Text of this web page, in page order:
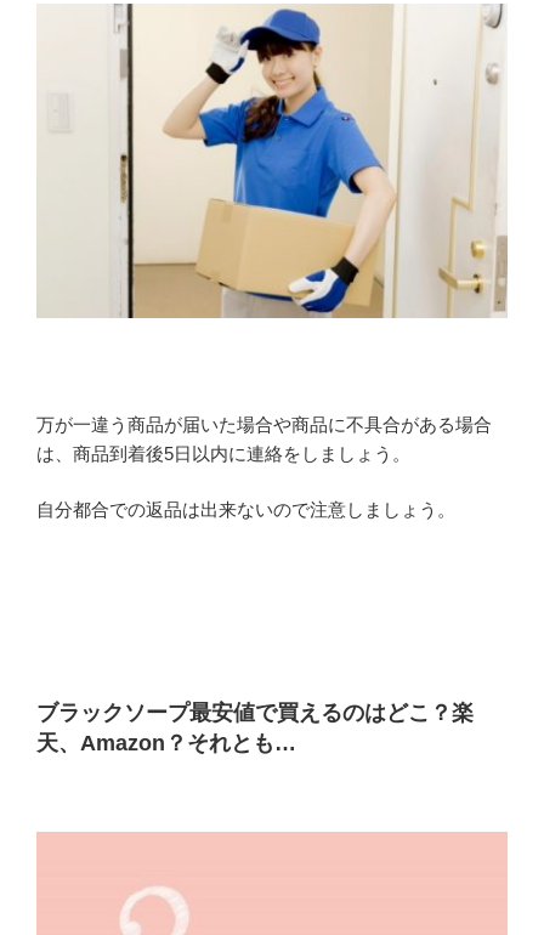
万が一違う商品が届いた場合や商品に不具合がある場合
は、商品到着後5日以内に連絡をしましょう。
自分都合での返品は出来ないので注意しましょう。
ブラックソープ最安値で買えるのはどこ？楽
天、Amazon？それとも…